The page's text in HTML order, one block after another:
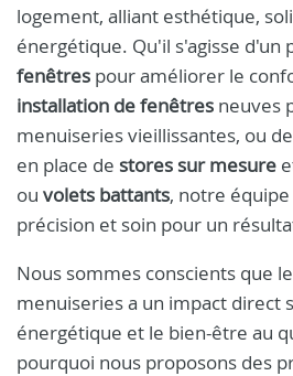
logement, alliant esthétique,
énergétique. Qu'il s'agisse d'un
fenêtres pour améliorer le
installation de fenêtres neuves
menuiseries vieillissantes, ou
en place de stores sur mesure
ou volets battants, notre
précision et soin pour un
Nous sommes conscients que
menuiseries a un impact direct
énergétique et le bien-être au
pourquoi nous proposons des